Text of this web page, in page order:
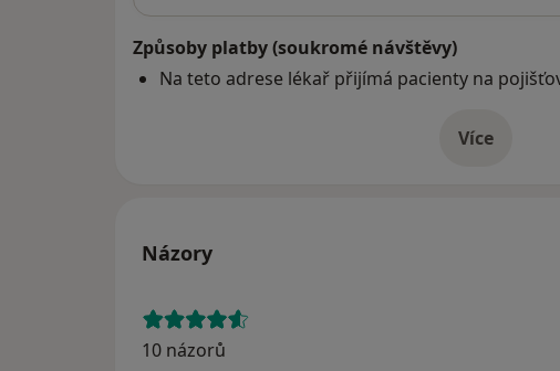
Způsoby platby (soukromé návštěvy)
Na teto adrese lékař přijímá pacienty na
Víceo adrese
Názory
10 názorů